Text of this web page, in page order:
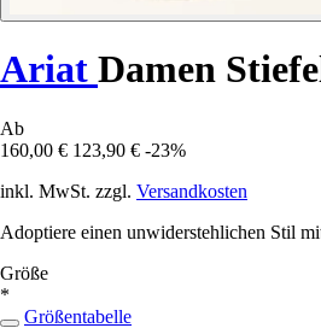
Ariat Damen
Ab
160,00 € 123,90 € -23%
inkl. MwSt. zzgl. Versandkosten
Adoptiere einen unwiderstehlichen Stil
Größe
*
Größentabelle